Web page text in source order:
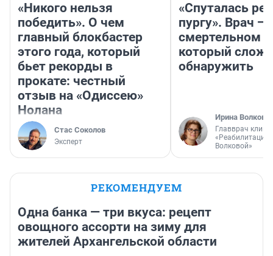
«Никого нельзя
победить». О чем
главный блокбастер
этого года, который
бьет рекорды в
прокате: честный
отзыв на «Одиссею»
Нолана
Стас Соколов
Эксперт
«Спуталась
пургу». Врач —
смертельном
который
обнаружить
Ирина Волкова
Главврач
«Реабилитация
Волковой»
РЕКОМЕНДУЕМ
Одна банка — три вкуса: рецепт
овощного ассорти на зиму для
жителей Архангельской области